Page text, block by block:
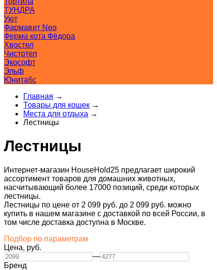
ТУНДРА
Уют
Фармавит Neo
Ферма кота Фёдора
Хвостел
Чистотел
Экософт
Эльф
Юнитабс
Главная →
Товары для кошек →
Места для отдыха →
Лестницы
Лестницы
Интернет-магазин HouseHold25 предлагает широкий
ассортимент товаров для домашних животных,
насчитывающий более 17000 позиций, среди которых
лестницы.
Лестницы по цене от 2 099 руб. до 2 099 руб. можно
купить в нашем магазине с доставкой по всей России, в
том числе доставка доступна в Москве.
Подбор по параметрам
Цена, руб.
—
Бренд